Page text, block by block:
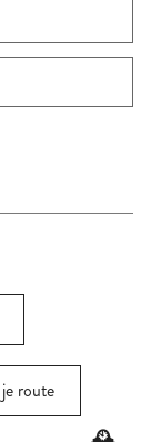
route